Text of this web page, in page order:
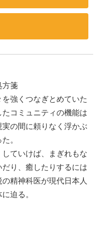
方箋
強くつなぎとめていた
コミュニティの機能は
の間に頼りなく浮かぶ
。
ていけば、まぎれもな
り、癒したりするには
精神科医が現代日本人
迫る。